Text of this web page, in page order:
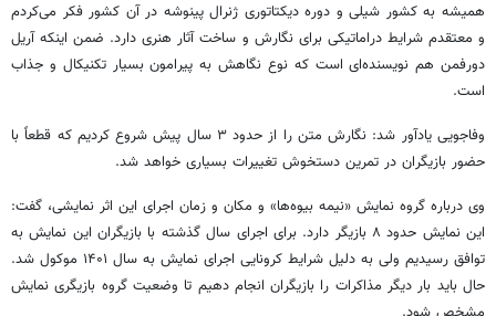
همیشه به کشور شیلی و دوره دیکتاتوری ژنرال پینوشه در آن کشور فکر می‌کردم
و معتقدم شرایط دراماتیکی برای نگارش و ساخت آثار هنری دارد. ضمن اینکه آریل
دورفمن هم نویسنده‌ای است که نوع نگاهش به پیرامون بسیار تکنیکال و جذاب
است.
وفاجویی یادآور شد: نگارش متن را از حدود ۳ سال پیش شروع کردیم که قطعاً با
حضور بازیگران در تمرین‌ دستخوش تغییرات بسیاری خواهد شد.
وی درباره گروه نمایش «نیمه بیوه‌ها» و مکان و زمان اجرای این اثر نمایشی، گفت:
این نمایش حدود ۸ بازیگر دارد. برای اجرای سال گذشته با بازیگران این نمایش به
توافق رسیدیم ولی به دلیل شرایط کرونایی اجرای نمایش به سال ۱۴۰۱ موکول شد.
حال باید بار دیگر مذاکرات را بازیگران انجام دهیم تا وضعیت گروه بازیگری نمایش